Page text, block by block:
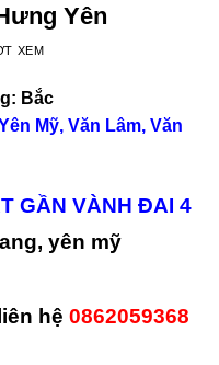
Yên
XEM
Bắc
Mỹ, Văn Lâm, Văn
GẦN VÀNH ĐAI 4
yên mỹ
hệ 0862059368